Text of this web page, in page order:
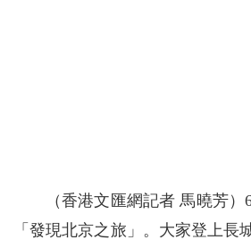
（香港文匯網記者 馬曉芳
「發現北京之旅」。大家登上